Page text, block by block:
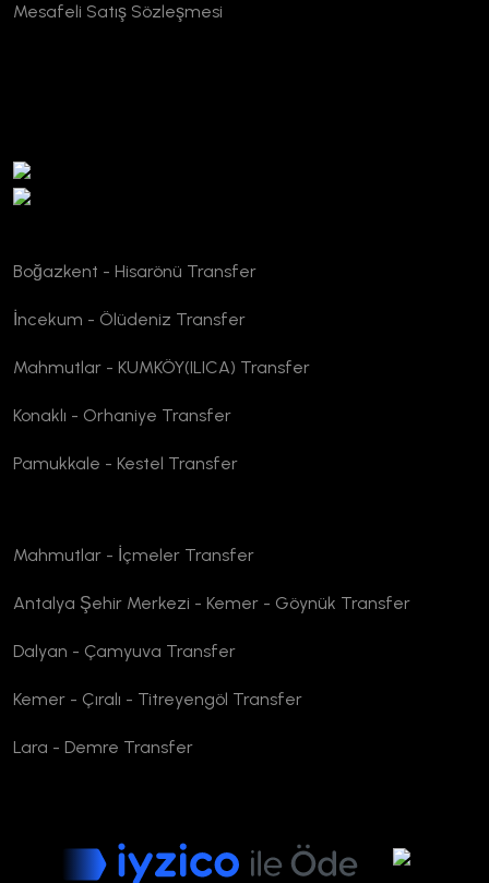
Mesafeli Satış Sözleşmesi
Boğazkent - Hisarönü Transfer
İncekum - Ölüdeniz Transfer
Mahmutlar - KUMKÖY(ILICA) Transfer
Konaklı - Orhaniye Transfer
Pamukkale - Kestel Transfer
Mahmutlar - İçmeler Transfer
Antalya Şehir Merkezi - Kemer - Göynük Transfer
Dalyan - Çamyuva Transfer
Kemer - Çıralı - Titreyengöl Transfer
Lara - Demre Transfer